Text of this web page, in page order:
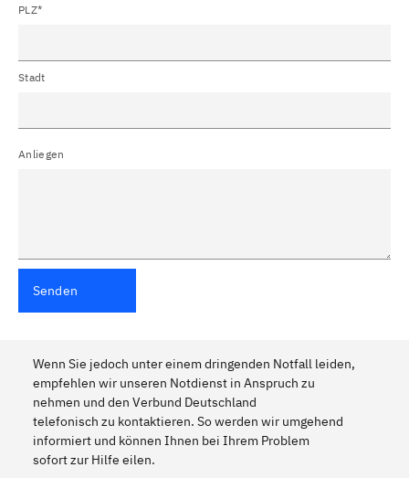
PLZ*
Stadt
Anliegen
Senden
Wenn Sie jedoch unter einem dringenden Notfall leiden,
empfehlen wir unseren Notdienst in Anspruch zu
nehmen und den Verbund Deutschland
telefonisch zu kontaktieren. So werden wir umgehend
informiert und können Ihnen bei Ihrem Problem
sofort zur Hilfe eilen.